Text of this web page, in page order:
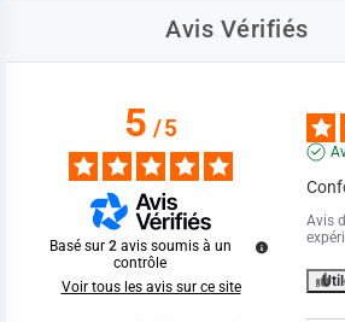
Avis Vérifiés
5/5
Basé sur 2 avis soumis à un
contrôle
Voir tous les avis sur ce site
Avis